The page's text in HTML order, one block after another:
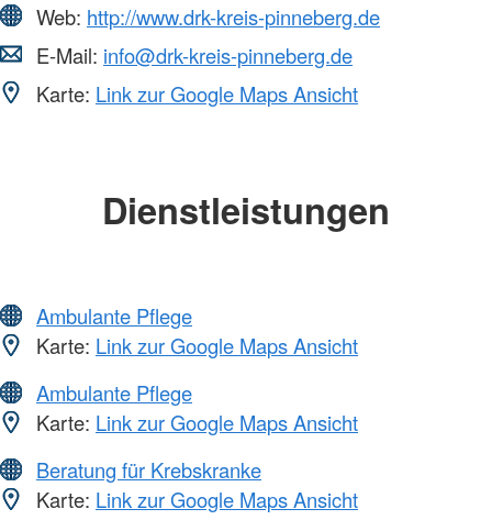
Web: http://www.drk-kreis-pinneberg.de
E-Mail: info@drk-kreis-pinneberg.de
Karte: Link zur Google Maps Ansicht
Dienstleistungen
Ambulante Pflege
Karte: Link zur Google Maps Ansicht
Ambulante Pflege
Karte: Link zur Google Maps Ansicht
Beratung für Krebskranke
Karte: Link zur Google Maps Ansicht